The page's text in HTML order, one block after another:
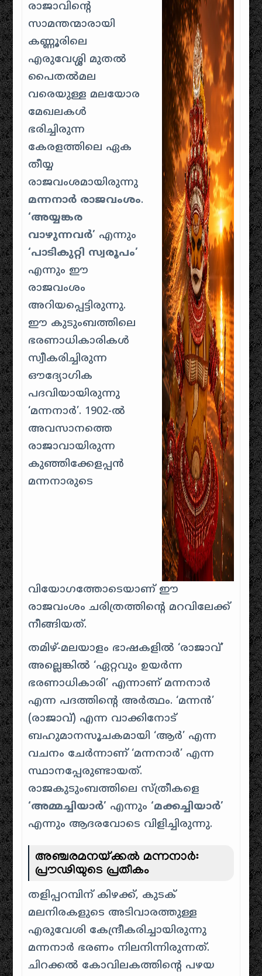
രാജാവിന്റെ
സാമന്തന്മാരായി
കണ്ണൂരിലെ
എരുവേശ്ശി മുതൽ
പൈതൽമല
വരെയുള്ള മലയോര
മേഖലകൾ
ഭരിച്ചിരുന്ന
കേരളത്തിലെ ഏക
തീയ്യ
രാജവംശമായിരുന്നു
മന്നനാർ രാജവംശം.
‘അയ്യങ്കര
വാഴുന്നവർ’ എന്നും
‘പാടികുറ്റി സ്വരൂപം’
എന്നും ഈ
രാജവംശം
അറിയപ്പെട്ടിരുന്നു.
ഈ കുടുംബത്തിലെ
ഭരണാധികാരികൾ
സ്വീകരിച്ചിരുന്ന
ഔദ്യോഗിക
പദവിയായിരുന്നു
‘മന്നനാർ’. 1902-ൽ
അവസാനത്തെ
രാജാവായിരുന്ന
കുഞ്ഞിക്കേളപ്പൻ
മന്നനാരുടെ
വിയോഗത്തോടെയാണ് ഈ
രാജവംശം ചരിത്രത്തിന്റെ മറവിലേക്ക്
നീങ്ങിയത്.
തമിഴ്-മലയാളം ഭാഷകളിൽ ‘രാജാവ്’
അല്ലെങ്കിൽ ‘ഏറ്റവും ഉയർന്ന
ഭരണാധികാരി’ എന്നാണ് മന്നനാർ
എന്ന പദത്തിന്റെ അർത്ഥം. ‘മന്നൻ’
(രാജാവ്) എന്ന വാക്കിനോട്
ബഹുമാനസൂചകമായി ‘ആർ’ എന്ന
വചനം ചേർന്നാണ് ‘മന്നനാർ’ എന്ന
സ്ഥാനപ്പേരുണ്ടായത്.
രാജകുടുംബത്തിലെ സ്ത്രീകളെ
‘അമ്മച്ചിയാർ’ എന്നും‘മക്കച്ചിയാർ’
എന്നും ആദരവോടെ വിളിച്ചിരുന്നു.
അഞ്ചരമനയ്ക്കൽ മന്നനാർ:
പ്രൗഢിയുടെ പ്രതീകം
തളിപ്പറമ്പിന് കിഴക്ക്, കുടക്
മലനിരകളുടെ അടിവാരത്തുള്ള
എരുവേശി കേന്ദ്രീകരിച്ചായിരുന്നു
മന്നനാർ ഭരണം നിലനിന്നിരുന്നത്.
ചിറക്കൽ കോവിലകത്തിന്റെ പഴയ